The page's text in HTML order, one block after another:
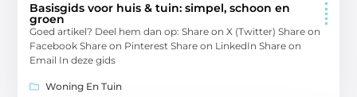
Basisgids voor huis & tuin: simpel, schoon en
groen
Goed artikel? Deel hem dan op: Share on X (Twitter) Share on
Facebook Share on Pinterest Share on LinkedIn Share on
Email In deze gids
Woning En Tuin